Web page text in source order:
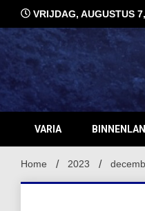
inhoud
VRIJDAG, AUGUSTUS
VARIA
Home 2023